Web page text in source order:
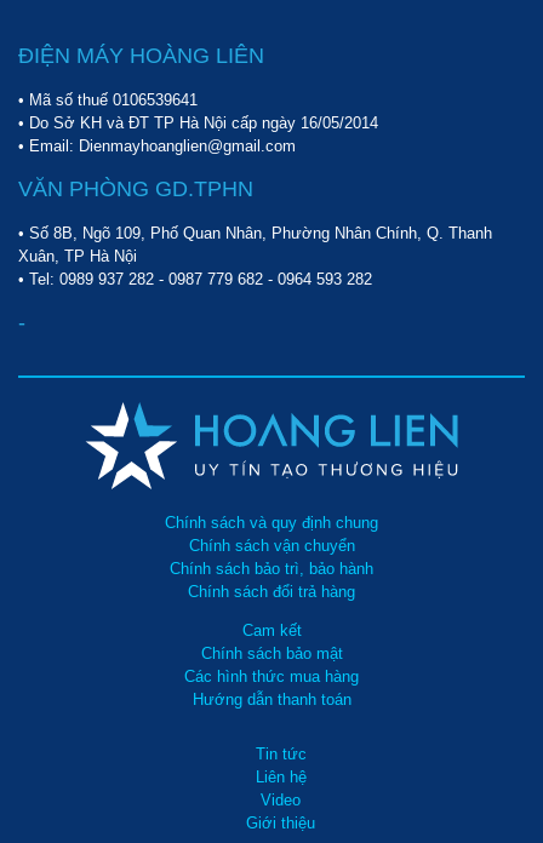
ĐIỆN MÁY HOÀNG LIÊN
• Mã số thuế 0106539641
• Do Sở KH và ĐT TP Hà Nội cấp ngày 16/05/2014
• Email: Dienmayhoanglien@gmail.com
VĂN PHÒNG GD.TPHN
• Số 8B, Ngõ 109, Phố Quan Nhân, Phường Nhân Chính, Q. Thanh
Xuân, TP Hà Nội
• Tel: 0989 937 282 - 0987 779 682 - 0964 593 282
-
Chính sách và quy định chung
Chính sách vận chuyển
Chính sách bảo trì, bảo hành
Chính sách đổi trả hàng
Cam kết
Chính sách bảo mật
Các hình thức mua hàng
Hướng dẫn thanh toán
Tin tức
Liên hệ
Video
Giới thiệu